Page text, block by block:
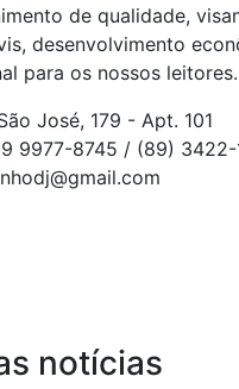
de qualidade,
desenvolvimento
para os nossos leitores.
José, 179 - Apt. 101
9977-8745 / (89) 3422-
notícias